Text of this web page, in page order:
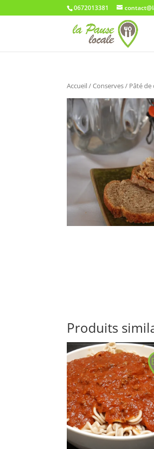
0672013381
Accueil/Conserves/ Pâté de
Produits